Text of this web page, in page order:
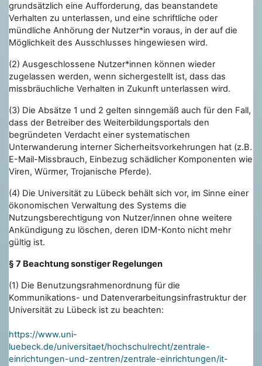
grundsätzlich eine Aufforderung, das beanstandete
Verhalten zu unterlassen, und eine schriftliche oder
mündliche Anhörung der Nutzer*in voraus, in der auf die
Möglichkeit des Ausschlusses hingewiesen wird.
(2) Ausgeschlossene Nutzer*innen können wieder
zugelassen werden, wenn sichergestellt ist, dass das
missbräuchliche Verhalten in Zukunft unterlassen wird.
(3) Die Absätze 1 und 2 gelten sinngemäß auch für den Fall,
dass der Betreiber des Weiterbildungsportals den
begründeten Verdacht einer systematischen
Unterwanderung interner Sicherheitsvorkehrungen hat (z.B.
E-Mail-Missbrauch, Einbezug schädlicher Komponenten wie
Viren, Würmer, Trojanische Pferde).
(4) Die Universität zu Lübeck behält sich vor, im Sinne einer
ökonomischen Verwaltung des Systems die
Nutzungsberechtigung von Nutzer/innen ohne weitere
Ankündigung zu löschen, deren IDM-Konto nicht mehr
gültig ist.
§ 7 Beachtung sonstiger Regelungen
(1) Die Benutzungsrahmenordnung für die
Kommunikations- und Datenverarbeitungsinfrastruktur der
Universität zu Lübeck ist zu beachten:
https://www.uni-
luebeck.de/universitaet/hochschulrecht/zentrale-
einrichtungen-und-zentren/zentrale-einrichtungen/it-